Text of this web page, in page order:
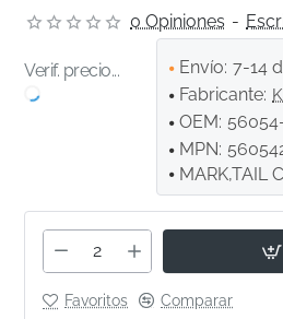
0 Opiniones -
Verif. precio... Envío: 7-14
Fabricante:
OEM:
MPN:
MARK,TAIL
Favoritos Comparar